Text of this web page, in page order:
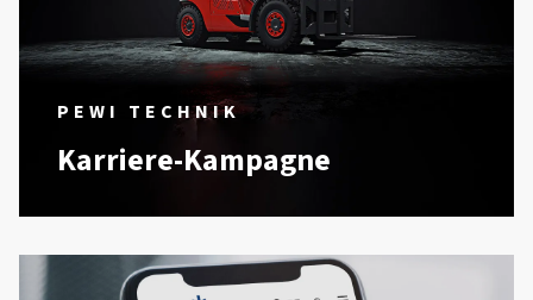
PEWI TECHNIK
Karriere-Kampagne